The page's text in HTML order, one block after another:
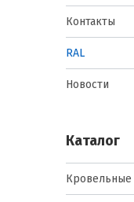
Контакты
RAL
Новости
Каталог
Кровельные